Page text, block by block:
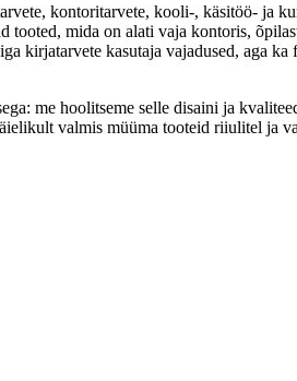
kontoritarvete, kooli-, käsitöö- ja
mida on alati vaja kontoris,
kirjatarvete kasutaja vajadused, aga
me hoolitseme selle disaini ja
valmis müüma tooteid riiulitel ja